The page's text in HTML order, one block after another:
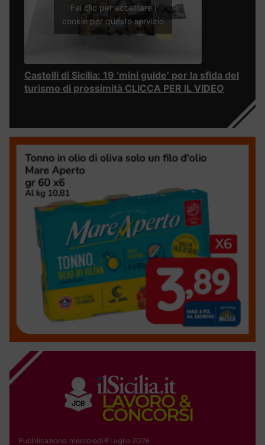
Fai clic per accettare i
cookie per questo servizio
Castelli di Sicilia: 19 ‘mini guide’ per la sfida del
turismo di prossimità CLICCA PER IL VIDEO
Pubblicazione: mercoledì 8 Luglio 2026